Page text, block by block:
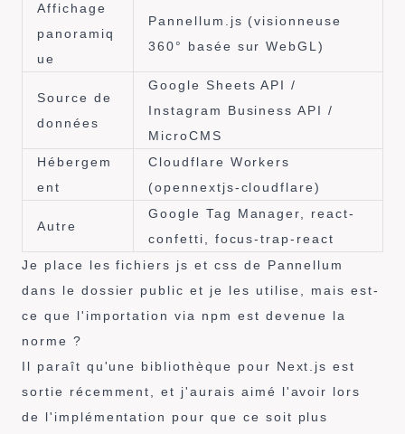
Affichage
panoramiq
ue
Pannellum.js (visionneuse
360° basée sur WebGL)
Source de
données
Google Sheets API /
Instagram Business API /
MicroCMS
Hébergem
ent
Cloudflare Workers
(opennextjs-cloudflare)
Autre
Google Tag Manager, react-
confetti, focus-trap-react
Je place les fichiers js et css de Pannellum
dans le dossier public et je les utilise, mais est-
ce que l'importation via npm est devenue la
norme ?
Il paraît qu'une bibliothèque pour Next.js est
sortie récemment, et j'aurais aimé l'avoir lors
de l'implémentation pour que ce soit plus